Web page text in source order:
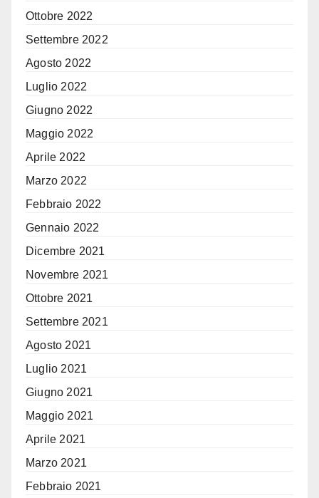
Ottobre 2022
Settembre 2022
Agosto 2022
Luglio 2022
Giugno 2022
Maggio 2022
Aprile 2022
Marzo 2022
Febbraio 2022
Gennaio 2022
Dicembre 2021
Novembre 2021
Ottobre 2021
Settembre 2021
Agosto 2021
Luglio 2021
Giugno 2021
Maggio 2021
Aprile 2021
Marzo 2021
Febbraio 2021